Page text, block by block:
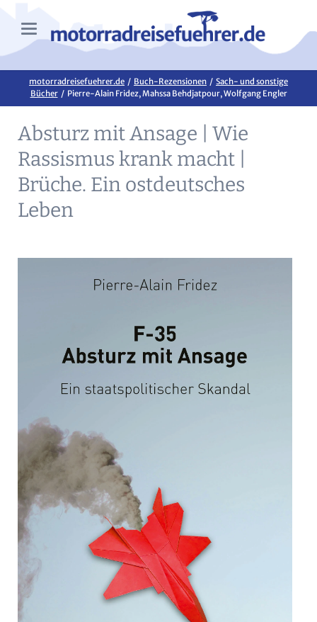
motorradreisefuehrer.de Buch-Rezensionen
Sach- und sonstige
Bücher
Pierre-Alain Fridez, Mahssa Behdjatpour, Wolfgang Engler
Absturz mit Ansage | Wie
Rassismus krank macht |
Brüche. Ein ostdeutsches
Leben